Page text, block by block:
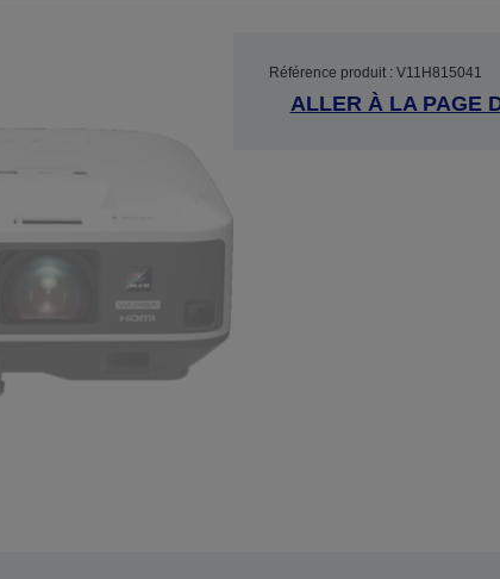
Référence produit : V11H815041
ALLER À LA PAGE